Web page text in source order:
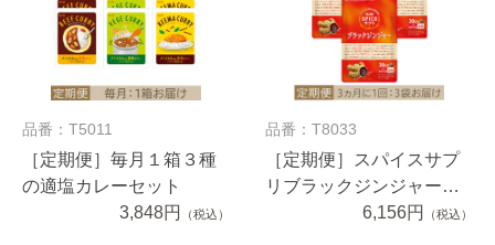
品番：T5011
［定期便］毎月１箱３種
の適塩カレーセット
3,848円
（税込）
品番：T8033
［定期便］スパイスサプ
リブラックジンジャーお
腹の脂肪・食後血糖値サ
6,156円 （税込）